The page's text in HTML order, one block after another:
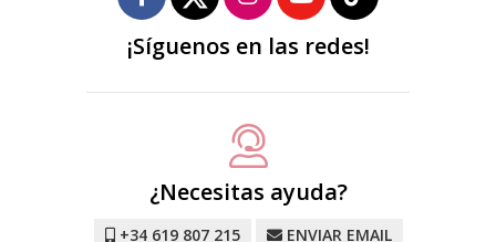
¡Síguenos en las redes!
¿Necesitas ayuda?
+34 619 807 215 ENVIAR EMAIL